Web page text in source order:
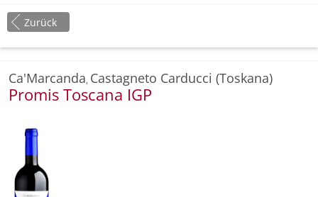
Zurück
Ca'Marcanda, Castagneto Carducci (Toskana)
Promis Toscana IGP